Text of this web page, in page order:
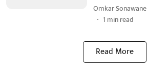
Omkar Sonawane
1 min read
Read More